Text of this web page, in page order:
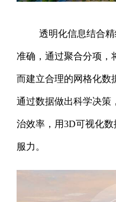
透明化信息结合
准确，通过聚合分项，
而建立合理的网格化数
通过数据做出科学决策
治效率，用3D可视化
服力。